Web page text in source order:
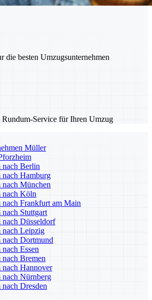
die besten Umzugsunternehmen
Service für Ihren Umzug
Müller
Berlin
Hamburg
München
nach Köln
Frankfurt am Main
Stuttgart
Düsseldorf
nach Leipzig
Dortmund
Essen
Bremen
Hannover
Nürnberg
Dresden